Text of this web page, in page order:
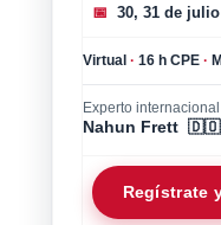
📅 30, 31 de
Virtual · 16 h CPE ·
Experto
Nahun Frett 🇩🇴
Regístrate